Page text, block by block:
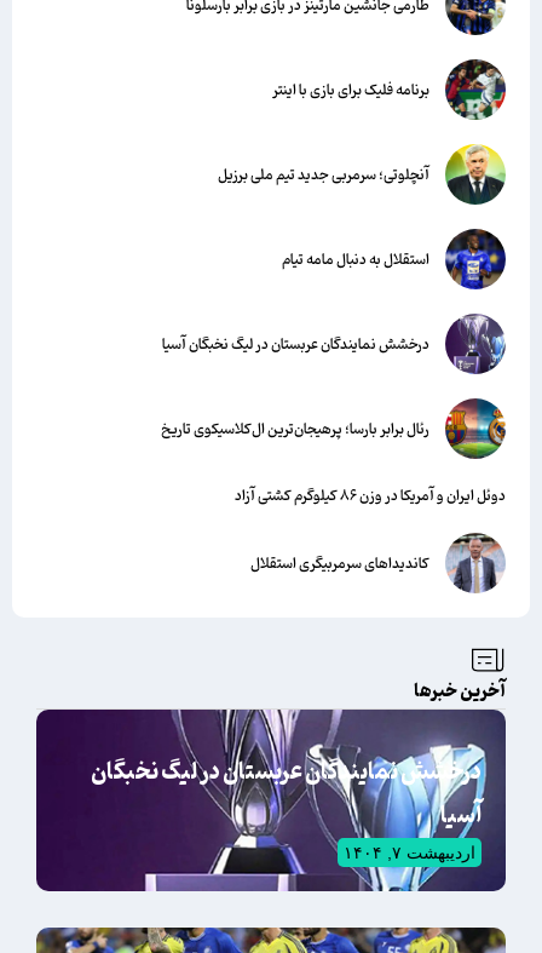
برنامه فلیک برای بازی با اینتر
آنچلوتی؛ سرمربی جدید تیم ملی برزیل
استقلال به دنبال مامه تیام
درخشش نمایندگان عربستان در لیگ نخبگان آسیا
رئال برابر بارسا؛ پرهیجان‌‌ترین ال‌کلاسیکوی تاریخ
دوئل ایران و آمریکا در وزن ۸۶ کیلوگرم کشتی آزاد
کاندیداهای سرمربیگری استقلال
آخرین خبرها
درخشش نمایندگان عربستان در لیگ نخبگان
آسیا
اردیبهشت ۷, ۱۴۰۴